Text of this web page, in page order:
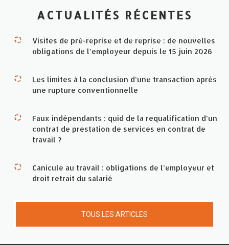
ACTUALITÉS RÉCENTES
Visites de pré-reprise et de reprise : de nouvelles
obligations de l’employeur depuis le 15 juin 2026
Les limites à la conclusion d’une transaction après
une rupture conventionnelle
Faux indépendants : quid de la requalification d’un
contrat de prestation de services en contrat de
travail ?
Canicule au travail : obligations de l’employeur et
droit retrait du salarié
TOUS LES ARTICLES